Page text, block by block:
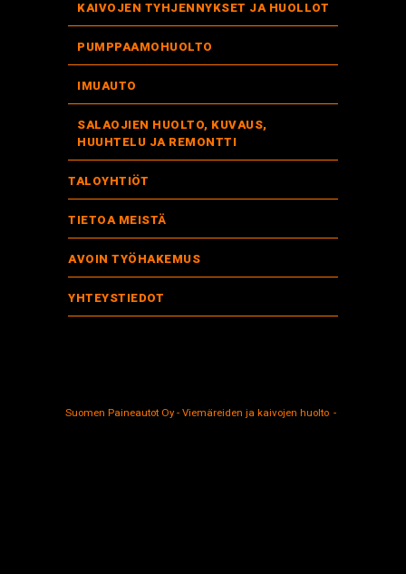
KAIVOJEN TYHJENNYKSET JA HUOLLOT
PUMPPAAMOHUOLTO
IMUAUTO
SALAOJIEN HUOLTO, KUVAUS,
HUUHTELU JA REMONTTI
TALOYHTIÖT
TIETOA MEISTÄ
AVOIN TYÖHAKEMUS
YHTEYSTIEDOT
Suomen Paineautot Oy - Viemäreiden ja kaivojen huolto